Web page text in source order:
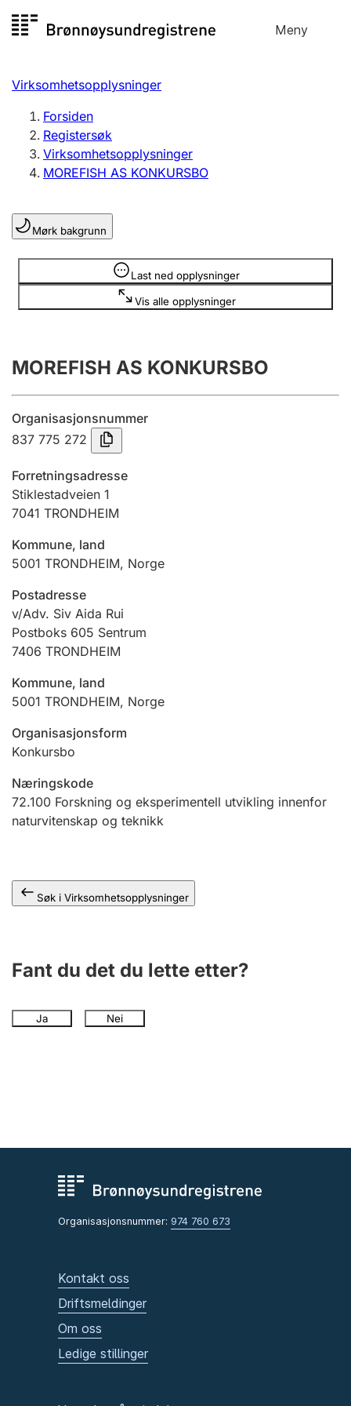
til
Meny
Registersøk
Aksjeselskap
Enkeltpersonforetak
Registrere, endre, slette
Lag og forening
Registrere, endre, slette
Årsregnskap
Innsending og forsinkelsesgebyr
Tinglysing
Jeger
Ektepaktveileder
Offentlig sektor
Virksomhetsopplysninger
Forsiden
Registersøk
Virksomhetsopplysninger
MOREFISH AS KONKURSBO
Mørk bakgrunn
Last ned opplysninger
Vis alle opplysninger
Opplysninger er skjult
MOREFISH AS KONKURSBO
Organisasjonsnummer
837 775 272
Forretningsadresse
Stiklestadveien 1
7041 TRONDHEIM
Kommune, land
5001 TRONDHEIM, Norge
Postadresse
v/Adv. Siv Aida Rui
Postboks 605 Sentrum
7406 TRONDHEIM
Kommune, land
5001 TRONDHEIM, Norge
Organisasjonsform
Konkursbo
Næringskode
72.100 Forskning og eksperimentell utvikling innenfor
naturvitenskap og teknikk
Søk i Virksomhetsopplysninger
Fant du det du lette etter?
Ja Nei
Organisasjonsnummer: 974 760 673
Kontakt oss
Driftsmeldinger
Om oss
Ledige stillinger